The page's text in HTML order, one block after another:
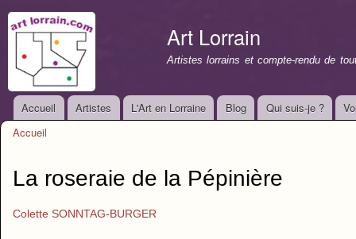
Art Lorrain
Artistes lorrains et compte-rendu de
Menu principal
Accueil Artistes L'Art en Lorraine Blog Qui suis-je ?
Accueil
La roseraie de la Pépinière
Colette SONNTAG-BURGER